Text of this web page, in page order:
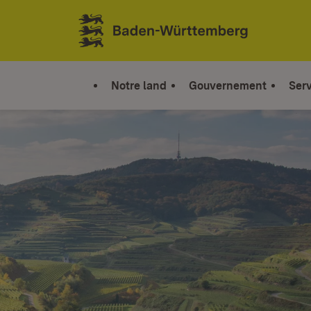
Sauter au contenu
Link zur Startseite
Notre land Gouvernement